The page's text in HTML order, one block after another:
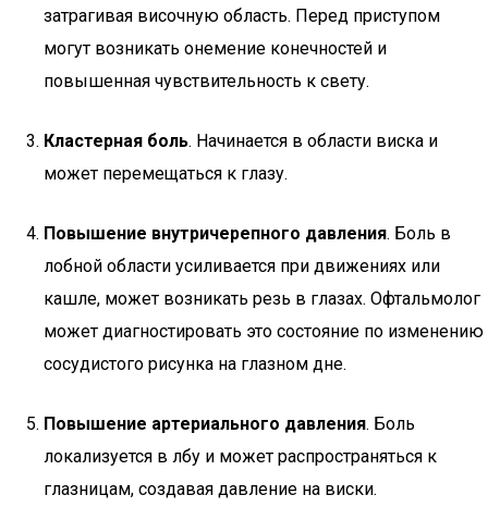
затрагивая височную область. Перед приступом
могут возникать онемение конечностей и
повышенная чувствительность к свету.
Кластерная боль. Начинается в области виска и
может перемещаться к глазу.
Повышение внутричерепного давления. Боль в
лобной области усиливается при движениях или
кашле, может возникать резь в глазах. Офтальмолог
может диагностировать это состояние по изменению
сосудистого рисунка на глазном дне.
Повышение артериального давления. Боль
локализуется в лбу и может распространяться к
глазницам, создавая давление на виски.